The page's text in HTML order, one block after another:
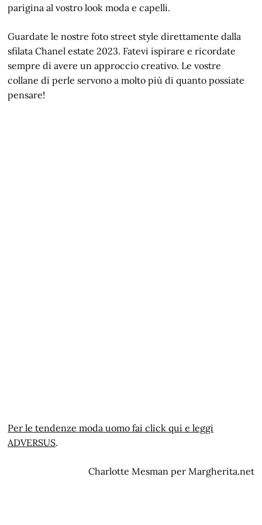
parigina al vostro look moda e capelli.
Guardate le nostre foto street style direttamente dalla
sfilata Chanel estate 2023. Fatevi ispirare e ricordate
sempre di avere un approccio creativo. Le vostre
collane di perle servono a molto più di quanto possiate
pensare!
Per le tendenze moda uomo fai click qui e leggi
ADVERSUS.
Charlotte Mesman per Margherita.net